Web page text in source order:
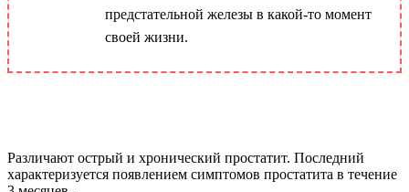
предстательной железы в какой-то момент
своей жизни.
Различают острый и хронический простатит. Последний
характеризуется появлением симптомов простатита в течение